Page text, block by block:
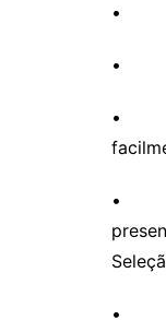
•
•
•
•
• As